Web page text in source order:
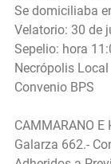
Se domiciliaba
Velatorio: 30 de
Sepelio: hora
Necrópolis Local
Convenio BPS
CAMMARANO
Galarza 662.-